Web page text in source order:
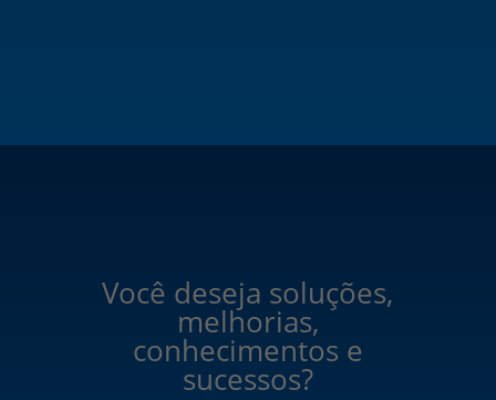
Você deseja soluções,
melhorias,
conhecimentos e
sucessos?